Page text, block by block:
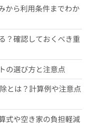
から利用条件までわか
？確認しておくべき重
の選び方と注意点
とは？計算例や注意点
式や空き家の負担軽減